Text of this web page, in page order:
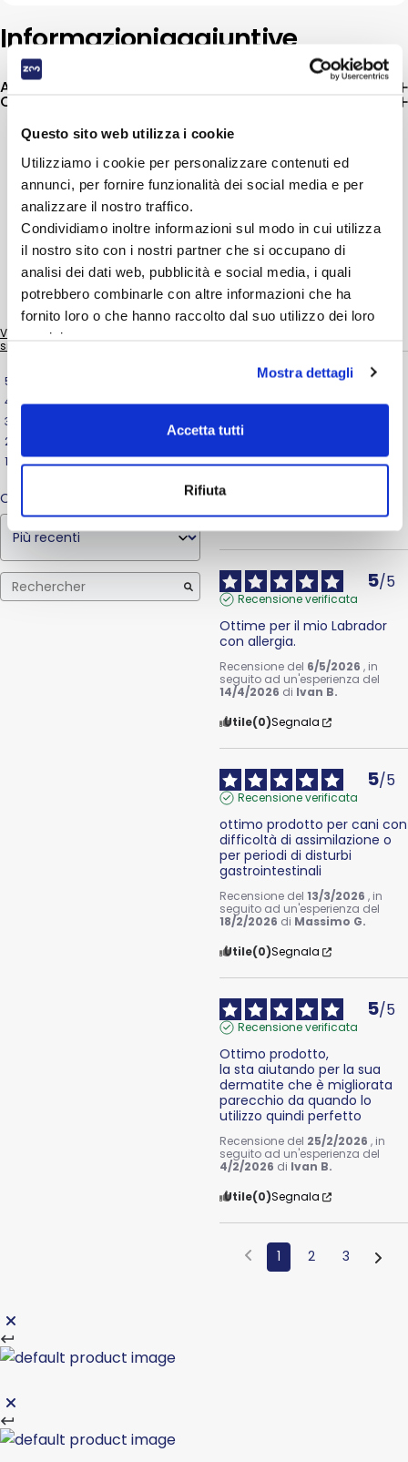
Questo sito web utilizza i cookie
Utilizziamo i cookie per personalizzare contenuti ed
annunci, per fornire funzionalità dei social media e per
analizzare il nostro traffico.
Condividiamo inoltre informazioni sul modo in cui utilizza
il nostro sito con i nostri partner che si occupano di
analisi dei dati web, pubblicità e social media, i quali
potrebbero combinarle con altre informazioni che ha
fornito loro o che hanno raccolto dal suo utilizzo dei loro
servizi.
Mostra dettagli
Accetta tutti
Rifiuta
Informazioniaggiuntive
Additivi Nutrizionali (per kg)
Componenti analitici
4.9/5
Sulla base di 12 recensioni
sottoposte a verifica
Vedi tutte le recensioni su questo
sito
5
4
stelle
1
3
2
1
stella 0
Ordina le recensioni
Molto buono, lo consiglio!
Recensione del 2/7/2026
seguito ad un'esperienza del
7/6/2026diLuciano D.
Utile (0)Segnala
5
Recensione verificata
Ottimo prodotto per il mio
Recensione del29/6/2026, in
29/5/2026
5/5
Recensione verificata
Ottime per il mio Labrador
con allergia.
Recensione del 6/5/2026 , in
seguito ad un'esperienza del
14/4/2026 di Ivan B.
Utile(0)Segnala
5/5
Recensione verificata
ottimo prodotto per cani con
difficoltà di assimilazione o
per periodi di disturbi
gastrointestinali
Recensione del 13/3/2026 , in
seguito ad un'esperienza del
18/2/2026 di Massimo G.
Utile(0)Segnala
5/5
Recensione verificata
Ottimo prodotto,
la sta aiutando per la sua
dermatite che è migliorata
parecchio da quando lo
utilizzo quindi perfetto
Recensione del 25/2/2026 , in
seguito ad un'esperienza del
4/2/2026 di Ivan B.
Utile(0)Segnala
1 2 3